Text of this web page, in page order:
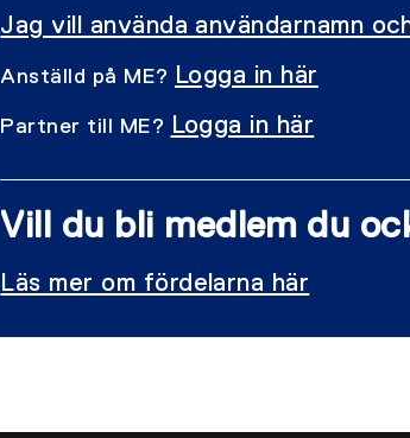
Jag vill använda användarnamn
Anställd på ME? Logga in här
Partner till ME? Logga in här
Vill du bli medlem du
Läs mer om fördelarna här